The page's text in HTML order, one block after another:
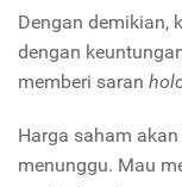
Dengan demikian,
dengan
memberi saran
Harga saham
menunggu. Mau